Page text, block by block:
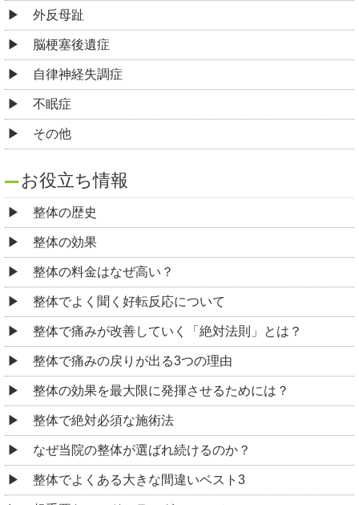
外反母趾
脳梗塞後遺症
自律神経失調症
不眠症
その他
お役立ち情報
整体の歴史
整体の効果
整体の料金はなぜ高い？
整体でよく聞く好転反応について
整体で痛みが改善していく「絶対法則」とは？
整体で痛みの戻りが出る3つの理由
整体の効果を最大限に発揮させるためには？
整体で絶対必須な施術法
なぜ当院の整体が選ばれ続けるのか？
整体でよくある大きな間違いベスト3